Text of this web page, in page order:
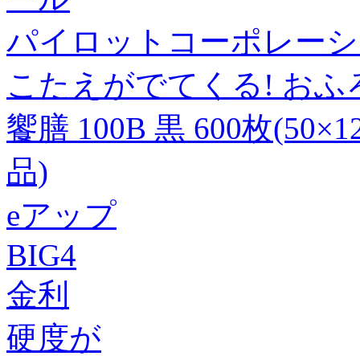
パイロットコーポレー
こたえがでてくる! お
饗膳 100B 黒 600枚
品)
eアップ
BIG4
金利
硬度が